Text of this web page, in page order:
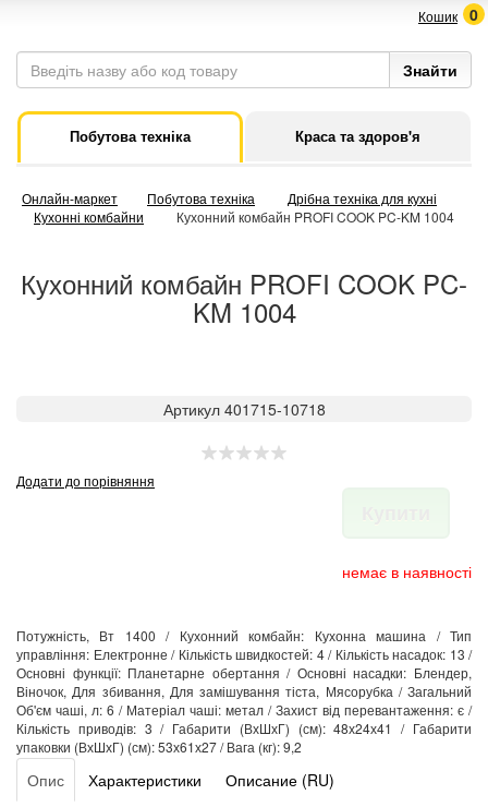
Кошик 0
Побутова техніка Краса та здоров'я
Онлайн-маркет Побутова техніка
Дрібна техніка для кухні
Кухонні комбайни
Кухонний комбайн PROFI COOK PC-KM 1004
Кухонний комбайн PROFI COOK PC-
KM 1004
Артикул 401715-10718
Додати до порівняння
немає в наявності
Потужність, Вт 1400 / Кухонний комбайн: Кухонна машина / Тип
управління: Електронне / Кількість швидкостей: 4 / Кількість насадок: 13 /
Основні функції: Планетарне обертання / Основні насадки: Блендер,
Віночок, Для збивання, Для замішування тіста, Мясорубка / Загальний
Об'єм чаші, л: 6 / Матеріал чаші: метал / Захист від перевантаження: є /
Кількість приводів: 3 / Габарити (ВхШхГ) (см): 48х24х41 / Габарити
упаковки (ВхШхГ) (см): 53х61х27 / Вага (кг): 9,2
Опис Характеристики
Описание (RU)